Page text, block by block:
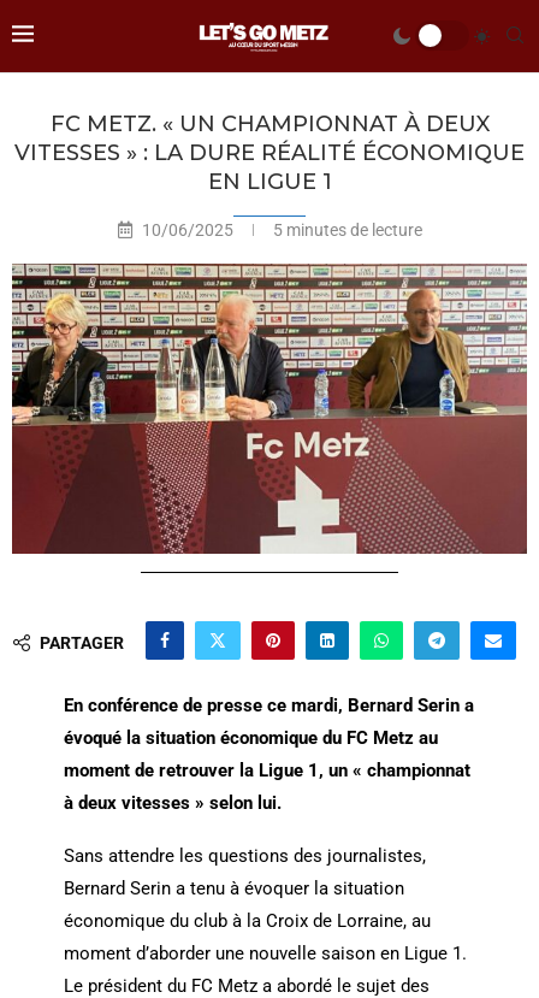
FC METZ. « UN CHAMPIONNAT À DEUX
VITESSES » : LA DURE RÉALITÉ ÉCONOMIQUE
EN LIGUE 1
10/06/2025 5 minutes de lecture
PARTAGER
En conférence de presse ce mardi, Bernard Serin a
évoqué la situation économique du FC Metz au
moment de retrouver la Ligue 1, un « championnat
à deux vitesses » selon lui.
Sans attendre les questions des journalistes,
Bernard Serin a tenu à évoquer la situation
économique du club à la Croix de Lorraine, au
moment d’aborder une nouvelle saison en Ligue 1.
Le président du FC Metz a abordé le sujet des